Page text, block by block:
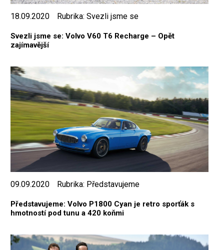
18.09.2020 Rubrika: Svezli jsme se
Svezli jsme se: Volvo V60 T6 Recharge – Opět
zajímavější
09.09.2020 Rubrika: Představujeme
Představujeme: Volvo P1800 Cyan je retro sporťák s
hmotností pod tunu a 420 koňmi